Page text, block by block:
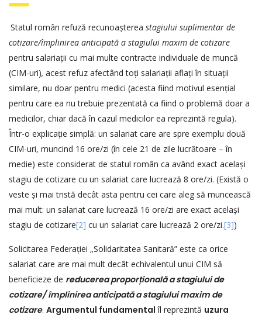
Statul român refuză recunoașterea stagiului suplimentar de
cotizare/împlinirea anticipată a stagiului maxim de cotizare
pentru salariații cu mai multe contracte individuale de muncă
(CIM-uri), acest refuz afectând toți salariații aflați în situații
similare, nu doar pentru medici (acesta fiind motivul esențial
pentru care ea nu trebuie prezentată ca fiind o problemă doar a
medicilor, chiar dacă în cazul medicilor ea reprezintă regula).
Într-o explicație simplă: un salariat care are spre exemplu două
CIM-uri, muncind 16 ore/zi (în cele 21 de zile lucrătoare – în
medie) este considerat de statul român ca având exact același
stagiu de cotizare cu un salariat care lucrează 8 ore/zi. (Există o
veste și mai tristă decât asta pentru cei care aleg să muncească
mai mult: un salariat care lucrează 16 ore/zi are exact același
stagiu de cotizare[2] cu un salariat care lucrează 2 ore/zi.[3])
Solicitarea Federației „Solidaritatea Sanitară” este ca orice
salariat care are mai mult decât echivalentul unui CIM să
beneficieze de reducerea proporțională a stagiului de
cotizare/ împlinirea anticipată a stagiului maxim de
cotizare. Argumentul fundamental îl reprezintă uzura